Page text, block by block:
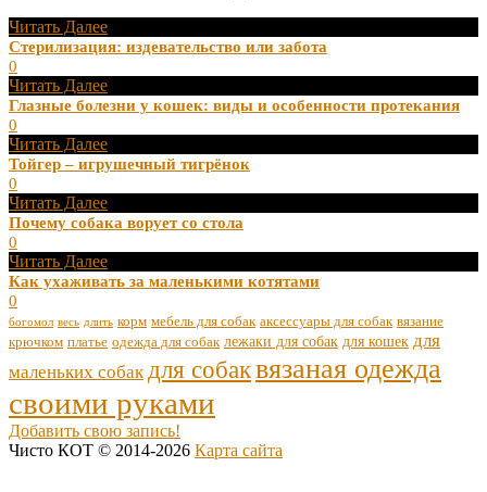
Читать Далее
Стерилизация: издевательство или забота
0
Читать Далее
Глазные болезни у кошек: виды и особенности протекания
0
Читать Далее
Тойгер – игрушечный тигрёнок
0
Читать Далее
Почему собака ворует со стола
0
Читать Далее
Как ухаживать за маленькими котятами
0
богомол весь длить корм мебель для собак аксессуары для собак вязание
крючком платье одежда для собак лежаки для собак для кошек для
маленьких собак для собаквязаная одежда
своими руками
Добавить свою запись!
Чисто КОТ © 2014-2026 Карта сайта